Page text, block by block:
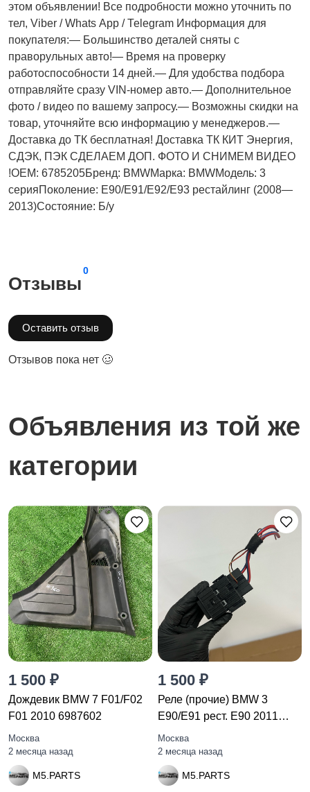
этом oбъявлeнии! Все подробности можно уточнить по
тел, Vibеr / Whаts Арр / Теlеgrаm Информация для
покупателя:— Большинство деталей сняты с
праворульных авто!— Время на проверку
работоспособности 14 дней.— Для удобства подбора
отправляйте сразу VIN-номер авто.— Дополнительное
фото / видео по вашему запросу.— Возможны скидки на
товар, уточняйте всю информацию у менеджеров.—
Доставка до ТК бесплатная! Доставка ТК КИТ Энергия,
СДЭК, ПЭК СДЕЛАЕМ ДОП. ФОТО И СНИМЕМ ВИДЕО
!OEM: 6785205Бренд: BMWМарка: BMWМодель: 3
серияПоколение: E90/E91/E92/E93 рестайлинг (2008—
2013)Состояние: Б/у
Отзывы
0
Оставить отзыв
Отзывов пока нет 🥴
Объявления из той же
категории
1 500 ₽
Дождевик BMW 7 F01/F02
F01 2010 6987602
Москва
2 месяца назад
M5.PARTS
1 500 ₽
Реле (прочие) BMW 3
E90/E91 рест. E90 2011
6939890
Москва
2 месяца назад
M5.PARTS